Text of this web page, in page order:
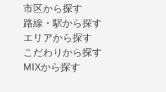
市区から探す
路線・駅から探す
エリアから探す
こだわりから探す
MIXから探す